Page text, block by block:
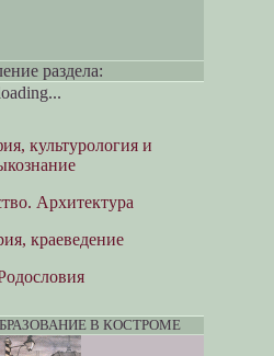
раздела:
культурология и
Архитектура
краеведение
В КОСТРОМЕ